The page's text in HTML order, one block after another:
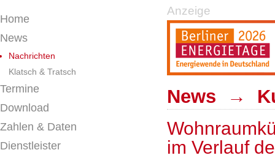
Home
News
Nachrichten
Klatsch & Tratsch
Termine
Download
Zahlen & Daten
Dienstleister
Anzeige
News →
im Verlauf